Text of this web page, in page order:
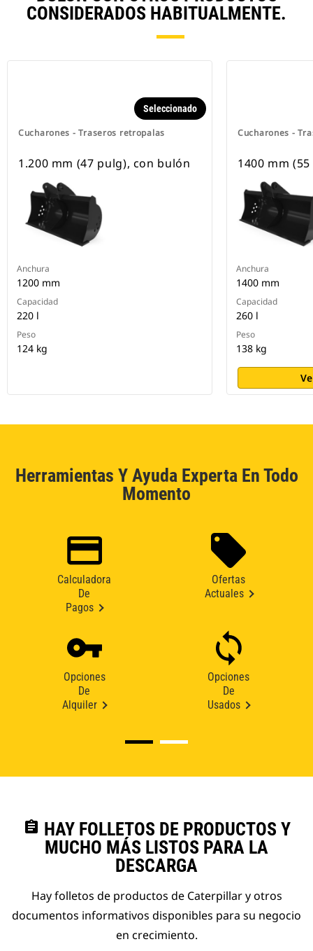
CONSIDERADOS HABITUALMENTE.
Cucharones - Traseros retropalas
Seleccionado
1.200 mm (47 pulg), con bulón
Anchura
1200 mm
Capacidad
220 l
Peso
124 kg
Cucharones -
1400 mm
Anchura
1400 mm
Capacidad
260 l
Peso
138 kg
Herramientas Y Ayuda Experta En Todo
Momento
Calculadora
De
Pagos
Ofertas
Actuales
Opciones
De
Alquiler
Opciones
De
Usados
assignment HAY FOLLETOS DE PRODUCTOS Y
MUCHO MÁS LISTOS PARA LA
DESCARGA
Hay folletos de productos de Caterpillar y otros
documentos informativos disponibles para su negocio
en crecimiento.